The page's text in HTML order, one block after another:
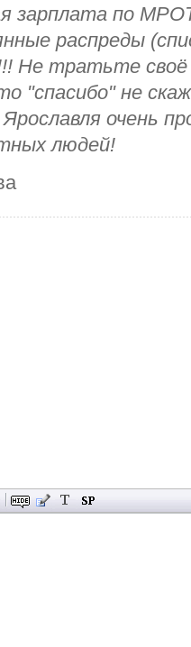
зарплата по
распреды
Не тратьте
"спасибо" не
очень
людей!